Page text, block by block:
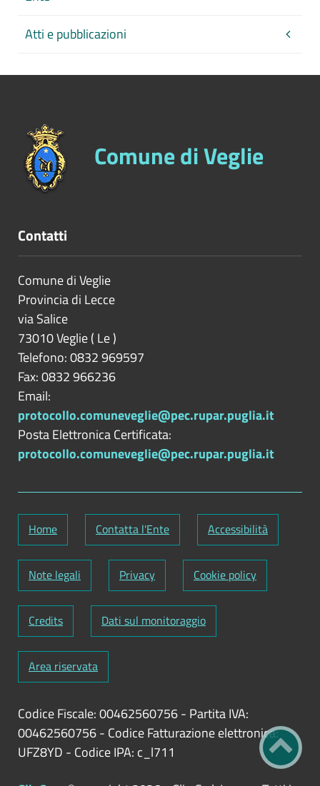
Atti e pubblicazioni
Comune di Veglie
Contatti
Comune di Veglie
Provincia di Lecce
via Salice
73010Veglie( Le)
Telefono: 0832 969597
Fax: 0832 966236
Email:
protocollo.comuneveglie@pec.rupar.puglia.it
Posta Elettronica Certificata:
protocollo.comuneveglie@pec.rupar.puglia.it
Home Contatta l'Ente Accessibilità
Note legali Privacy Cookie policy
Credits Dati sul monitoraggio
Area riservata
Codice Fiscale: 00462560756- Partita IVA:
00462560756- Codice Fatturazione elettronica:
UFZ8YD - Codice IPA: c_l711